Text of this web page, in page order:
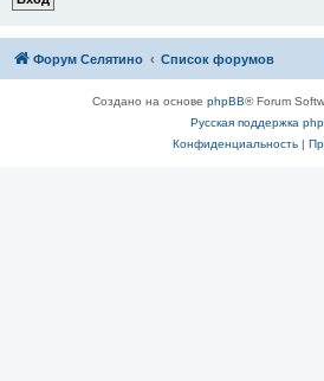
Форум Селятино Список форумов
Создано на основе phpBB® Forum
Русская поддержка
Конфиденциальность|